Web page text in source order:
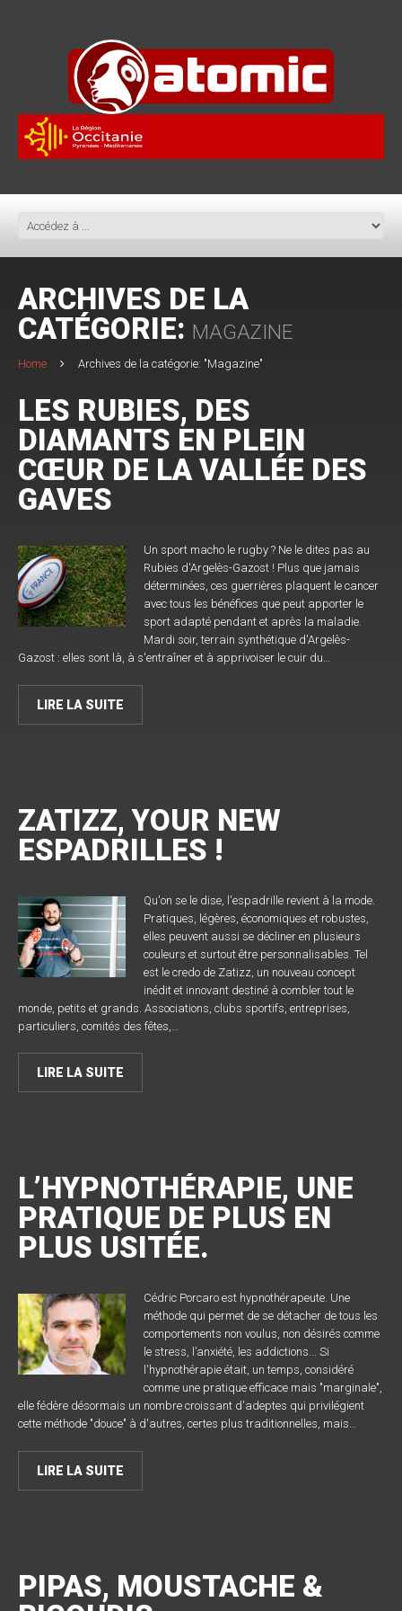
ARCHIVES DE LA
CATÉGORIE: MAGAZINE
Home Archives de la catégorie: "Magazine"
LES RUBIES, DES
DIAMANTS EN PLEIN
CŒUR DE LA VALLÉE DES
GAVES
Un sport macho le rugby ? Ne le dites pas au
Rubies d'Argelès-Gazost ! Plus que jamais
déterminées, ces guerrières plaquent le cancer
avec tous les bénéfices que peut apporter le
sport adapté pendant et après la maladie.
Mardi soir, terrain synthétique d'Argelès-
Gazost : elles sont là, à s'entraîner et à apprivoiser le cuir du…
LIRE LA SUITE
ZATIZZ, YOUR NEW
ESPADRILLES !
Qu'on se le dise, l'espadrille revient à la mode.
Pratiques, légères, économiques et robustes,
elles peuvent aussi se décliner en plusieurs
couleurs et surtout être personnalisables. Tel
est le credo de Zatizz, un nouveau concept
inédit et innovant destiné à combler tout le
monde, petits et grands. Associations, clubs sportifs, entreprises,
particuliers, comités des fêtes,…
LIRE LA SUITE
L’HYPNOTHÉRAPIE, UNE
PRATIQUE DE PLUS EN
PLUS USITÉE.
Cédric Porcaro est hypnothérapeute. Une
méthode qui permet de se détacher de tous les
comportements non voulus, non désirés comme
le stress, l’anxiété, les addictions... Si
l'hypnothérapie était, un temps, considéré
comme une pratique efficace mais "marginale",
elle fédère désormais un nombre croissant d'adeptes qui privilégient
cette méthode "douce" à d'autres, certes plus traditionnelles, mais…
LIRE LA SUITE
PIPAS, MOUSTACHE &